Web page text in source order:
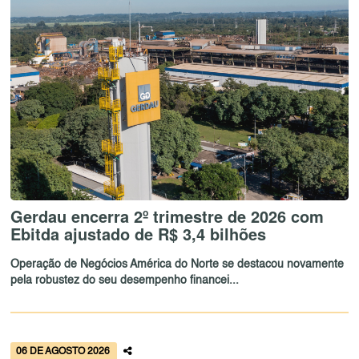
Gerdau encerra 2º trimestre de 2026 com
Ebitda ajustado de R$ 3,4 bilhões
Operação de Negócios América do Norte se destacou novamente
pela robustez do seu desempenho financei...
06 DE AGOSTO 2026